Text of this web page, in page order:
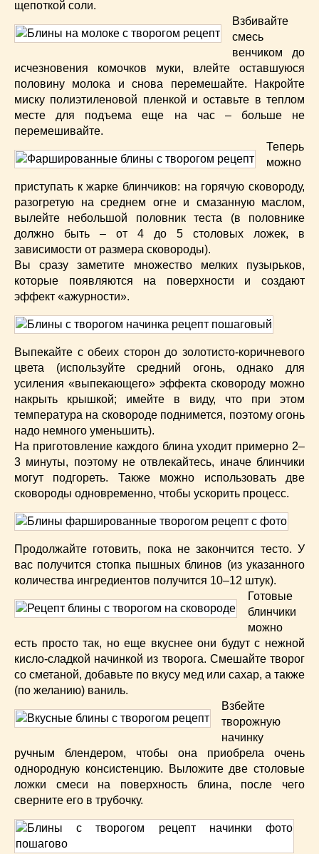
щепоткой соли.
Взбивайте
смесь
венчиком до
исчезновения комочков муки, влейте оставшуюся
половину молока и снова перемешайте. Накройте
миску полиэтиленовой пленкой и оставьте в теплом
месте для подъема еще на час – больше не
перемешивайте.
Теперь
можно
приступать к жарке блинчиков: на горячую сковороду,
разогретую на среднем огне и смазанную маслом,
вылейте небольшой половник теста (в половнике
должно быть – от 4 до 5 столовых ложек, в
зависимости от размера сковороды).
Вы сразу заметите множество мелких пузырьков,
которые появляются на поверхности и создают
эффект «ажурности».
Выпекайте с обеих сторон до золотисто-коричневого
цвета (используйте средний огонь, однако для
усиления «выпекающего» эффекта сковороду можно
накрыть крышкой; имейте в виду, что при этом
температура на сковороде поднимется, поэтому огонь
надо немного уменьшить).
На приготовление каждого блина уходит примерно 2–
3 минуты, поэтому не отвлекайтесь, иначе блинчики
могут подгореть. Также можно использовать две
сковороды одновременно, чтобы ускорить процесс.
Продолжайте готовить, пока не закончится тесто. У
вас получится стопка пышных блинов (из указанного
количества ингредиентов получится 10–12 штук).
Готовые
блинчики
можно
есть просто так, но еще вкуснее они будут с нежной
кисло-сладкой начинкой из творога. Смешайте творог
со сметаной, добавьте по вкусу мед или сахар, а также
(по желанию) ваниль.
Взбейте
творожную
начинку
ручным блендером, чтобы она приобрела очень
однородную консистенцию. Выложите две столовые
ложки смеси на поверхность блина, после чего
сверните его в трубочку.